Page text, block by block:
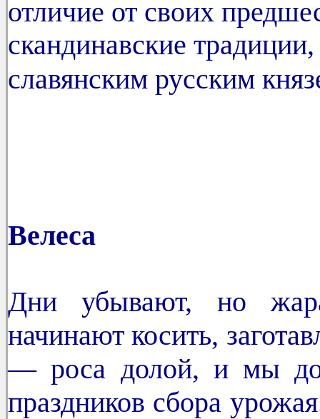
отличие от своих
скандинавские
славянским русским
Велеса
Дни убывают, но
начинают косить,
— роса долой, и мы
праздников сбора